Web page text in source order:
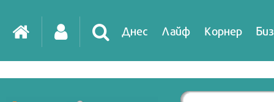
Днес Лайф Корнер
DirTV Impressio